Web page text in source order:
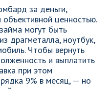
за деньги,
ценностью.
могут быть
драгметалла, ноутбук,
Чтобы вернуть
и выплатить
при этом
9% в месяц, — но